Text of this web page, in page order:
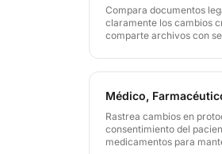
Compara documentos
claramente los cambios
comparte archivos con
Médico,
Rastrea cambios en
consentimiento del
medicamentos para